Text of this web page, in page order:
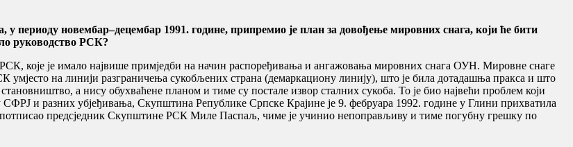
периоду новембар–децембар 1991. године, припремио је план за довођење мировних снага, који ће бити
руководство РСК?
које је имало највише примједби на начин распоређивања и ангажовања мировних снага ОУН. Мировне снаге
умјесто на линији разграничења сукобљених страна (демаркациону линију), што је била дотадашња пракса и што
а нису обухваћене планом и тиме су постале извор сталних сукоба. То је био највећи проблем који
и разних убјеђивања, Скупштина Републике Српске Крајине је 9. фебруара 1992. године у Глини прихватила
предсједник Скупштине РСК Миле Паспаљ, чиме је учинио непоправљиву и тиме погубну грешку по